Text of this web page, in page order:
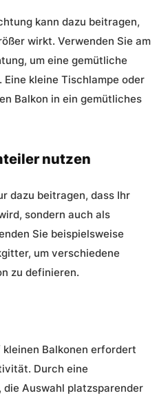
kann dazu beitragen,
wirkt. Verwenden Sie am
um eine gemütliche
kleine Tischlampe oder
Balkon in ein gemütliches
nutzen
dazu beitragen, dass Ihr
sondern auch als
Sie beispielsweise
um verschiedene
zu definieren.
Balkonen erfordert
Durch eine
Auswahl platzsparender